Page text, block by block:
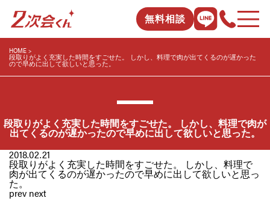
無料相談
HOME
段取りがよく充実した時間をすごせた。 しかし、料理で肉が出てくるのが遅かった
ので早めに出して欲しいと思った。
段取りがよく充実した時間をすごせた。 しかし、料理で肉が
出てくるのが遅かったので早めに出して欲しいと思った。
2018.02.21
段取りがよく充実した時間をすごせた。 しかし、料理で
肉が出てくるのが遅かったので早めに出して欲しいと思っ
た。
prev next